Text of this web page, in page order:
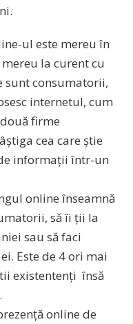
ul este mereu în
la curent cu
consumatorii,
internetul, cum
firme
cea care știe
informații într-un
online înseamnă
să îi ții la
sau să faci
Este de 4 ori mai
existentenți însă
online de